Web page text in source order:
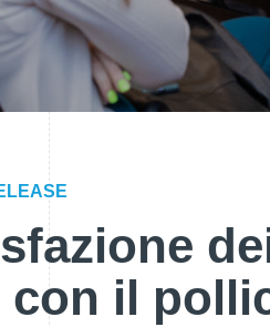
il